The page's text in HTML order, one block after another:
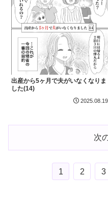
出産から5ヶ月で夫がいなくなりま
した(14)
2025.08.19
次
1 2 3